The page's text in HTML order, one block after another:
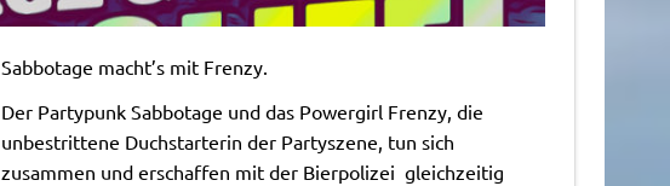
Sabbotage macht’s mit Frenzy.
Der Partypunk Sabbotage und das Powergirl Frenzy, die
unbestrittene Duchstarterin der Partyszene, tun sich
zusammen und erschaffen mit der Bierpolizei gleichzeitig